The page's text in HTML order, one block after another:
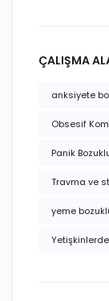
ÇALIŞMA
anksiyete
Obsesif
Panik
Travma ve
yeme